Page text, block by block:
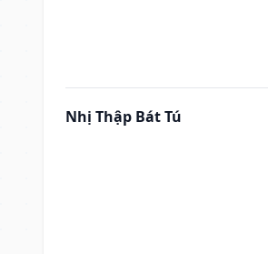
Nhị Thập Bát Tú